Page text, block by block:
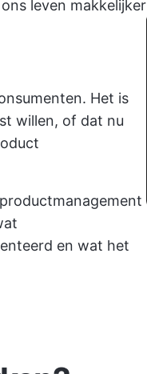
leven makkelijker
Het is
willen, of dat nu
en wat het